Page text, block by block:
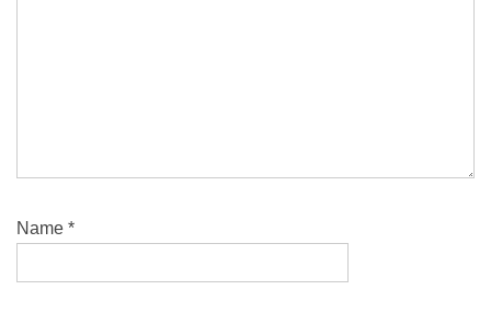
Name *